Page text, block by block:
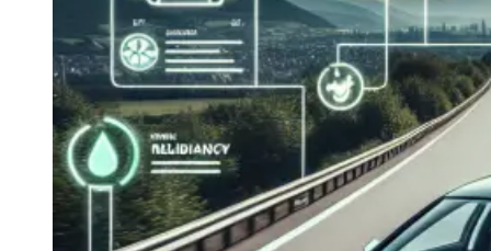
Navigație Dacia Logan 3 (2020–Prezent)
Dacia Duster
Navigatie Duster 2011
Navigatie Duster 2019
Audi
Navigatie Audi A3 8p
Navigatie Audi A4
Navigatie Audi A4 B6
Navigatie Audi A4 B7
Navigatie Audi A4 B8
Navigatie Audi A5
Navigatie Audi A6 C5